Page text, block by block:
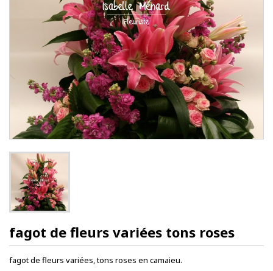
fagot de fleurs variées tons roses
fagot de fleurs variées, tons roses en camaieu.